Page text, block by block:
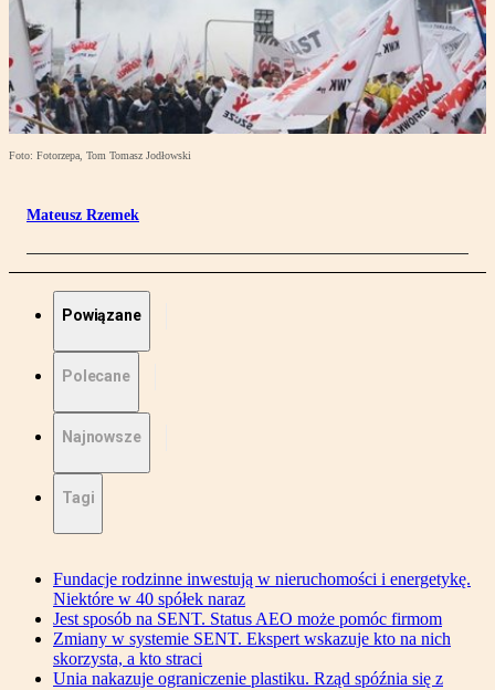
Foto: Fotorzepa, Tom Tomasz Jodłowski
Mateusz Rzemek
Powiązane
Polecane
Najnowsze
Tagi
Fundacje rodzinne inwestują w nieruchomości i energetykę.
Niektóre w 40 spółek naraz
Jest sposób na SENT. Status AEO może pomóc firmom
Zmiany w systemie SENT. Ekspert wskazuje kto na nich
skorzysta, a kto straci
Unia nakazuje ograniczenie plastiku. Rząd spóźnia się z